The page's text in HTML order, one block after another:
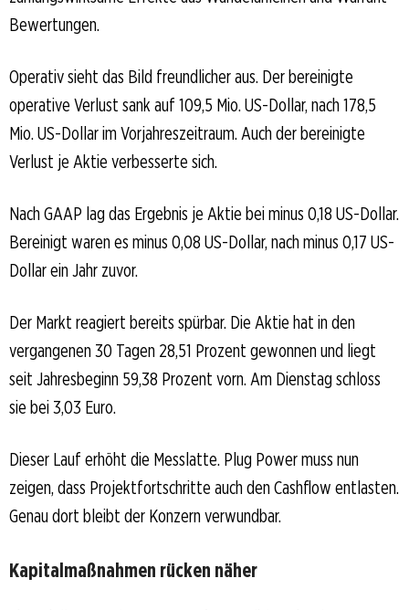
Bewertungen.
Operativ sieht das Bild freundlicher aus. Der bereinigte
operative Verlust sank auf 109,5 Mio. US-Dollar, nach 178,5
Mio. US-Dollar im Vorjahreszeitraum. Auch der bereinigte
Verlust je Aktie verbesserte sich.
Nach GAAP lag das Ergebnis je Aktie bei minus 0,18 US-Dollar.
Bereinigt waren es minus 0,08 US-Dollar, nach minus 0,17 US-
Dollar ein Jahr zuvor.
Der Markt reagiert bereits spürbar. Die Aktie hat in den
vergangenen 30 Tagen 28,51 Prozent gewonnen und liegt
seit Jahresbeginn 59,38 Prozent vorn. Am Dienstag schloss
sie bei 3,03 Euro.
Dieser Lauf erhöht die Messlatte. Plug Power muss nun
zeigen, dass Projektfortschritte auch den Cashflow entlasten.
Genau dort bleibt der Konzern verwundbar.
Kapitalmaßnahmen rücken näher